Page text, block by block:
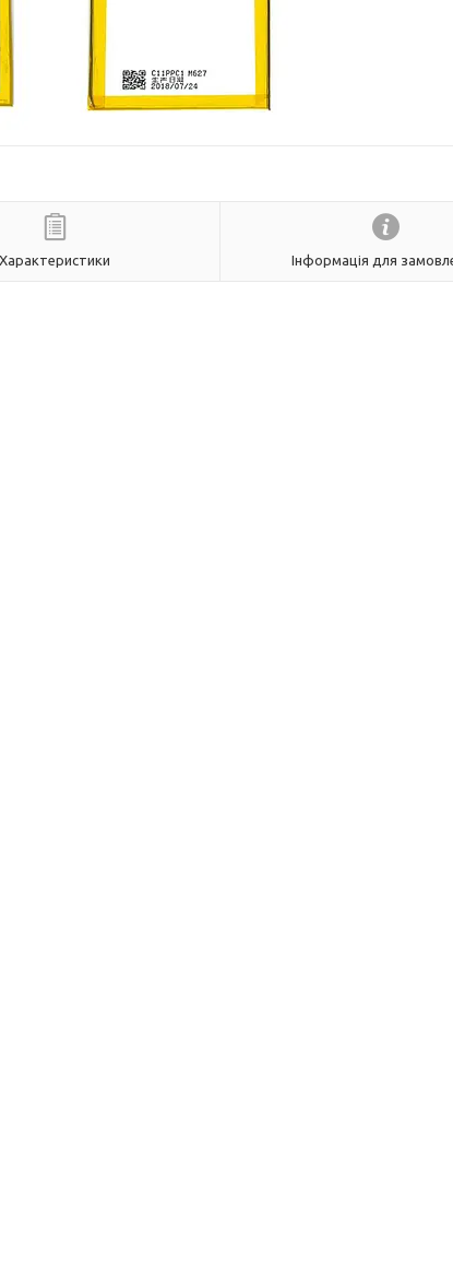
Характеристики Інформація для